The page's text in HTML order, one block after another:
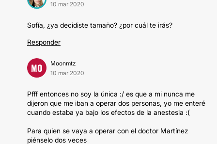
10 mar 2020
Sofía, ¿ya decidiste tamaño? ¿por cuál te irás?
Responder
MO
Moonmtz
10 mar 2020
Pfff entonces no soy la única :/ es que a mi nunca me
dijeron que me iban a operar dos personas, yo me enteré
cuando estaba ya bajo los efectos de la anestesia :(
Para quien se vaya a operar con el doctor Martínez
piénselo dos veces